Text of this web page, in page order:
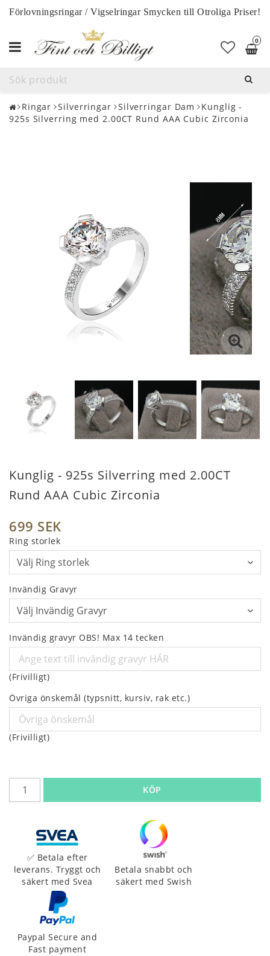
Förlovningsringar / Vigselringar Smycken till Otroliga Priser!
0
Toggle
navigation
Ringar Silverringar Silverringar Dam
Kunglig -
925s Silverring med 2.00CT Rund AAA Cubic Zirconia
Kunglig - 925s Silverring med 2.00CT
Rund AAA Cubic Zirconia
699 SEK
Ring storlek
Invändig Gravyr
Invändig gravyr OBS! Max 14 tecken
(Frivilligt)
Övriga önskemål (typsnitt, kursiv, rak etc.)
(Frivilligt)
KÖP
✅ Betala efter
leverans. Tryggt och
säkert med Svea
Betala snabbt och
säkert med Swish
Paypal Secure and
Fast payment